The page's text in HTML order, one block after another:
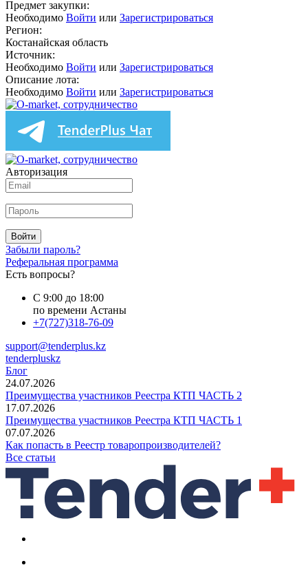
Предмет закупки:
Необходимо Войти или Зарегистрироваться
Регион:
Костанайская область
Источник:
Необходимо Войти или Зарегистрироваться
Описание лота:
Необходимо Войти или Зарегистрироваться
Авторизация
Войти
Забыли пароль?
Реферальная программа
Есть вопросы?
С 9:00 до 18:00
по времени Астаны
+7(727)318-76-09
support@tenderplus.kz
tenderpluskz
Блог
24.07.2026
Преимущества участников Реестра КТП ЧАСТЬ 2
17.07.2026
Преимущества участников Реестра КТП ЧАСТЬ 1
07.07.2026
Как попасть в Реестр товаропроизводителей?
Все статьи